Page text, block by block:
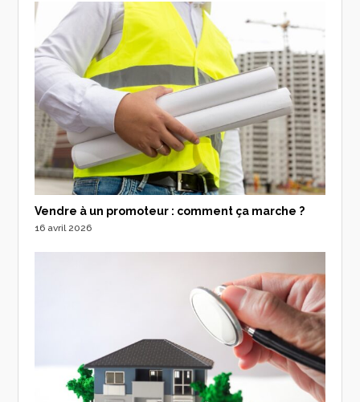
Vendre à un promoteur : comment ça marche ?
16 avril 2026